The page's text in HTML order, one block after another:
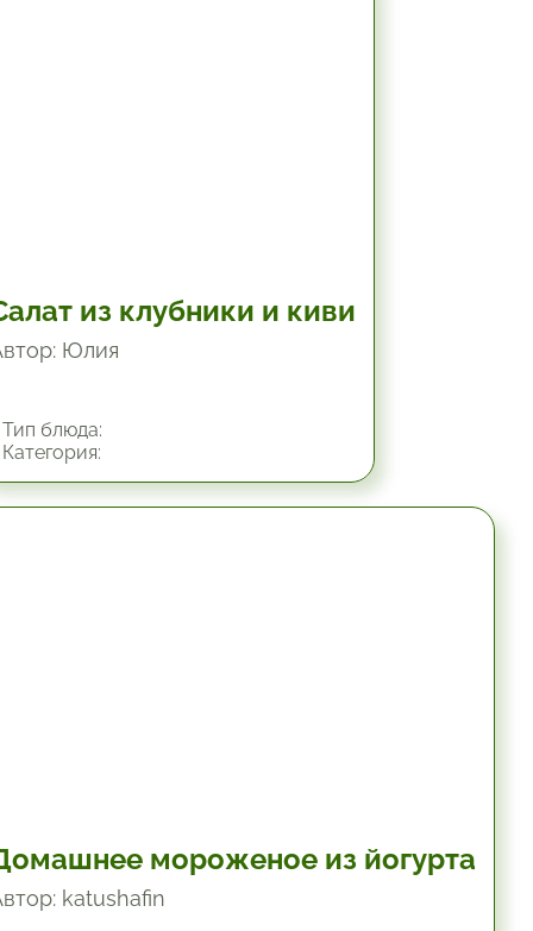
из клубники и киви
Юлия
блюда:
мороженое из йогурта
katushafin